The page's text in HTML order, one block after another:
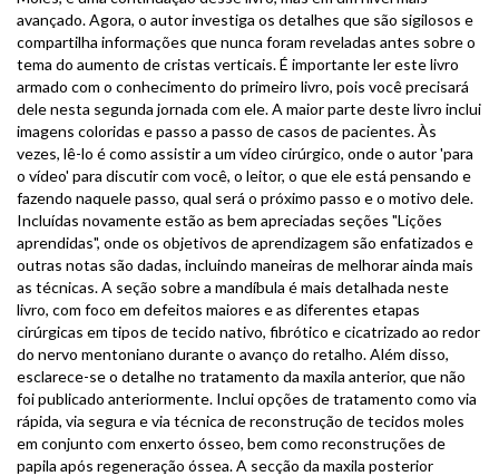
avançado. Agora, o autor investiga os detalhes que são sigilosos e
compartilha informações que nunca foram reveladas antes sobre o
tema do aumento de cristas verticais. É importante ler este livro
armado com o conhecimento do primeiro livro, pois você precisará
dele nesta segunda jornada com ele. A maior parte deste livro inclui
imagens coloridas e passo a passo de casos de pacientes. Às
vezes, lê-lo é como assistir a um vídeo cirúrgico, onde o autor 'para
o vídeo' para discutir com você, o leitor, o que ele está pensando e
fazendo naquele passo, qual será o próximo passo e o motivo dele.
Incluídas novamente estão as bem apreciadas seções "Lições
aprendidas", onde os objetivos de aprendizagem são enfatizados e
outras notas são dadas, incluindo maneiras de melhorar ainda mais
as técnicas. A seção sobre a mandíbula é mais detalhada neste
livro, com foco em defeitos maiores e as diferentes etapas
cirúrgicas em tipos de tecido nativo, fibrótico e cicatrizado ao redor
do nervo mentoniano durante o avanço do retalho. Além disso,
esclarece-se o detalhe no tratamento da maxila anterior, que não
foi publicado anteriormente. Inclui opções de tratamento como via
rápida, via segura e via técnica de reconstrução de tecidos moles
em conjunto com enxerto ósseo, bem como reconstruções de
papila após regeneração óssea. A secção da maxila posterior